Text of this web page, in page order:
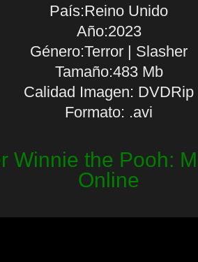
País:Reino Unido
Año:2023
Género:Terror | Slasher
Tamaño:483 Mb
Calidad Imagen: DVDRip
Formato: .avi
Winnie the Pooh:
Online